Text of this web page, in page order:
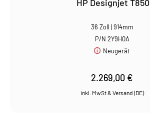
HP Designjet T850
36 Zoll | 914mm
P/N 2Y9H0A
Neugerät
2.269,00 €